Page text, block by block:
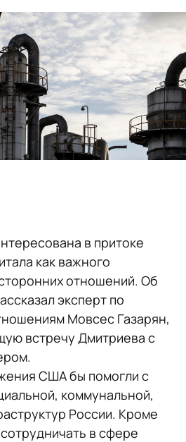
в притоке
как важного
отношений. Об
эксперт по
Мовсес Газарян,
встречу Дмитриева с
США бы помогли с
коммунальной,
России. Кроме
в сфере